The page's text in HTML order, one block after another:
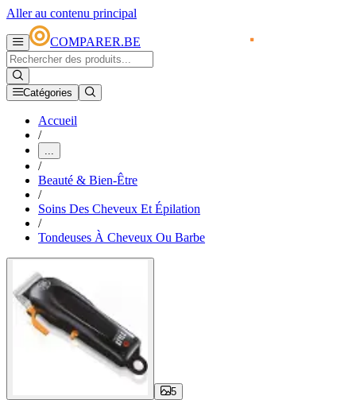
Aller au contenu principal
COMPARER.BE
Catégories
Accueil
/
...
/
Beauté & Bien-Être
/
Soins Des Cheveux Et Épilation
/
Tondeuses À Cheveux Ou Barbe
5